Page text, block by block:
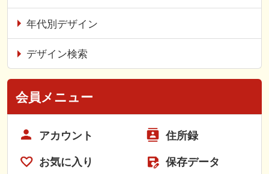
年代別デザイン
デザイン検索
会員メニュー
アカウント 住所録
お気に入り 保存データ